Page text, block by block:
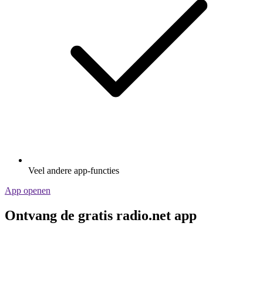
Veel andere app-functies
App openen
Ontvang de gratis radio.net app